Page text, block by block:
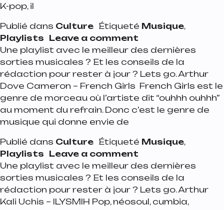
K-pop, il
Publié dans Culture Étiqueté Musique,
Playlists Leave a comment
Une playlist avec le meilleur des dernières
sorties musicales ? Et les conseils de la
rédaction pour rester à jour ? Lets go. Arthur
Dove Cameron – French Girls French Girls est le
genre de morceau où l’artiste dit “ouhhh ouhhh”
au moment du refrain. Donc c’est le genre de
musique qui donne envie de
Publié dans Culture Étiqueté Musique,
Playlists Leave a comment
Une playlist avec le meilleur des dernières
sorties musicales ? Et les conseils de la
rédaction pour rester à jour ? Lets go. Arthur
Kali Uchis – ILYSMIH Pop, néosoul, cumbia,